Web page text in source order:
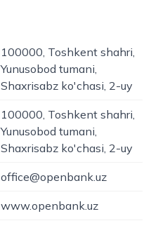
100000, Toshkent shahri,
Yunusobod tumani,
Shaxrisabz ko'chasi, 2-uy
100000, Toshkent shahri,
Yunusobod tumani,
Shaxrisabz ko'chasi, 2-uy
office@openbank.uz
www.openbank.uz